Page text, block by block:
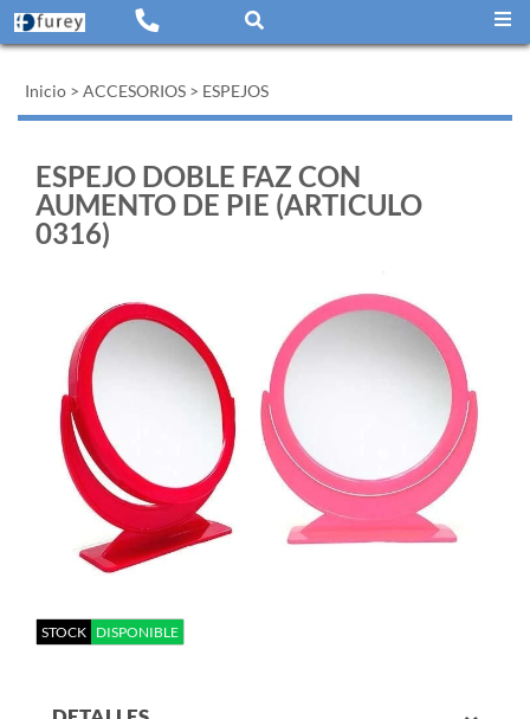
Inicio > ACCESORIOS > ESPEJOS
ESPEJO DOBLE FAZ CON
AUMENTO DE PIE (ARTICULO
0316)
STOCK DISPONIBLE